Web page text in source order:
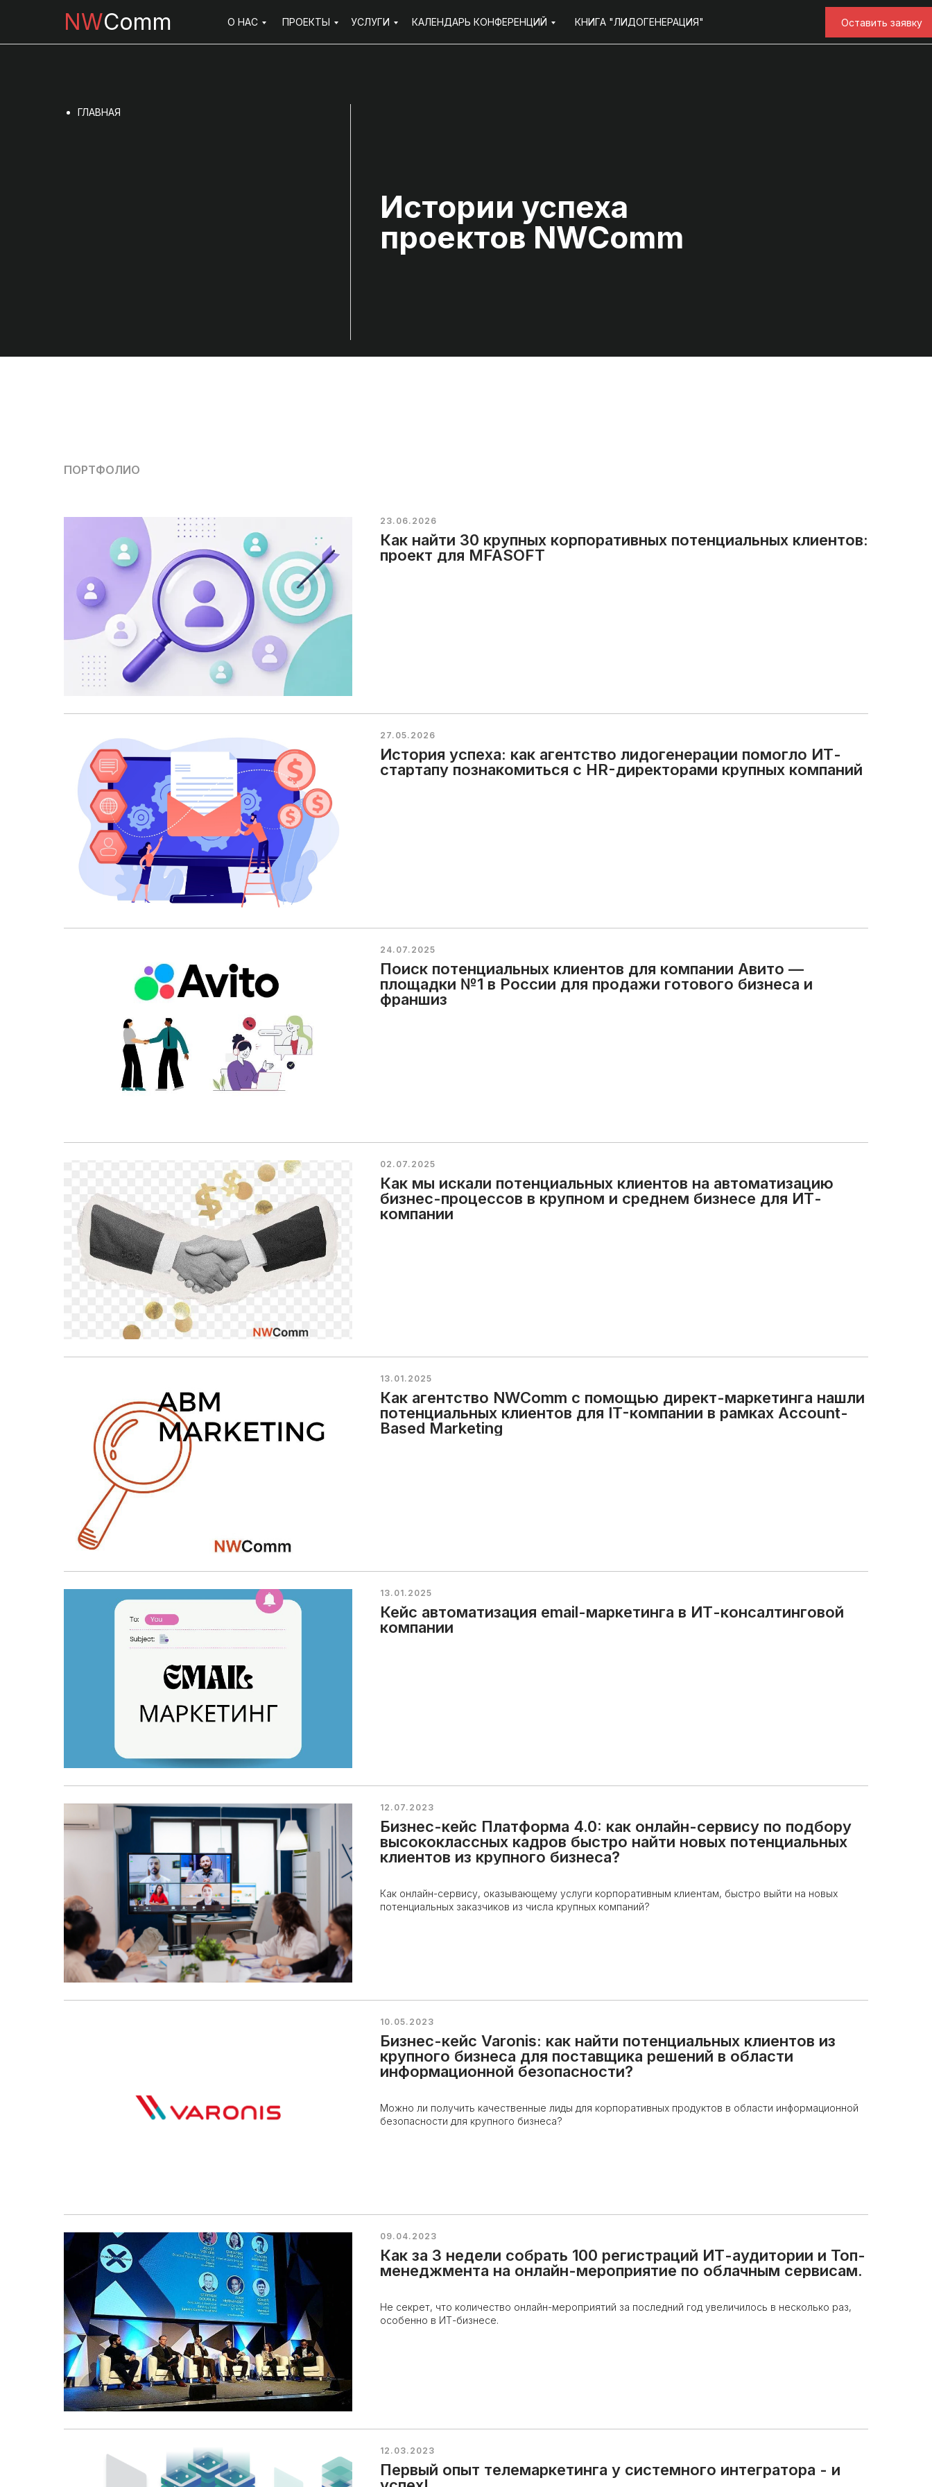
УСЛУГИ
ПРОЕКТЫ
О НАС КАЛЕНДАРЬ КОНФЕРЕНЦИЙ КНИГА "ЛИДОГЕНЕРАЦИЯ" Оставить заявку
NWComm
Истории успеха
проектов NWComm
ГЛАВНАЯ
ПОРТФОЛИО
23.06.2026
Как найти 30 крупных корпоративных потенциальных клиентов:
проект для MFASOFT
27.05.2026
История успеха: как агентство лидогенерации помогло ИТ-
стартапу познакомиться с HR-директорами крупных компаний
24.07.2025
Поиск потенциальных клиентов для компании Авито —
площадки №1 в России для продажи готового бизнеса и
франшиз
02.07.2025
Как мы искали потенциальных клиентов на автоматизацию
бизнес-процессов в крупном и среднем бизнесе для ИТ-
компании
13.01.2025
Как агентство NWComm с помощью директ-маркетинга нашли
потенциальных клиентов для IT-компании в рамках Account-
Based Marketing
13.01.2025
Кейс автоматизация email-маркетинга в ИТ-консалтинговой
компании
12.07.2023
Бизнес-кейс Платформа 4.0: как онлайн-сервису по подбору
высококлассных кадров быстро найти новых потенциальных
клиентов из крупного бизнеса?
Как онлайн-сервису, оказывающему услуги корпоративным клиентам, быстро выйти на новых
потенциальных заказчиков из числа крупных компаний?
10.05.2023
Бизнес-кейс Varonis: как найти потенциальных клиентов из
крупного бизнеса для поставщика решений в области
информационной безопасности?
Можно ли получить качественные лиды для корпоративных продуктов в области информационной
безопасности для крупного бизнеса?
09.04.2023
Как за 3 недели собрать 100 регистраций ИТ-аудитории и Топ-
менеджмента на онлайн-мероприятие по облачным сервисам.
Не секрет, что количество онлайн-мероприятий за последний год увеличилось в несколько раз,
особенно в ИТ-бизнесе.
12.03.2023
Первый опыт телемаркетинга у системного интегратора - и